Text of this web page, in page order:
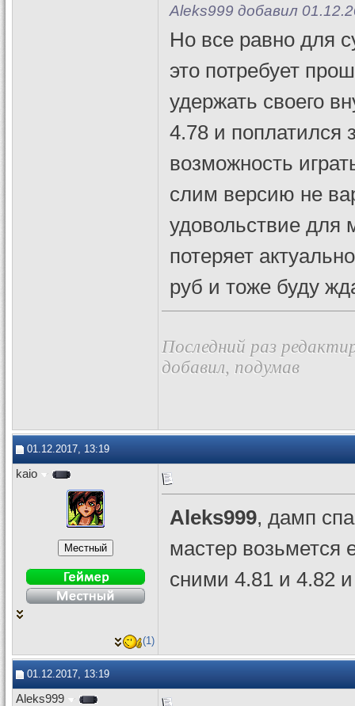
Aleks999 добавил
Но все равно для
это потребует
удержать своего
4.78 и поплатился
возможность
слим версию не
удовольствие для
потеряет
руб и тоже буду
Последний раз
добавил, подумав
01.12.2017, 13:19
kaio
Aleks999, дамп
мастер возьмется
сними 4.81 и 4.82
(1)
01.12.2017, 13:19
Aleks999